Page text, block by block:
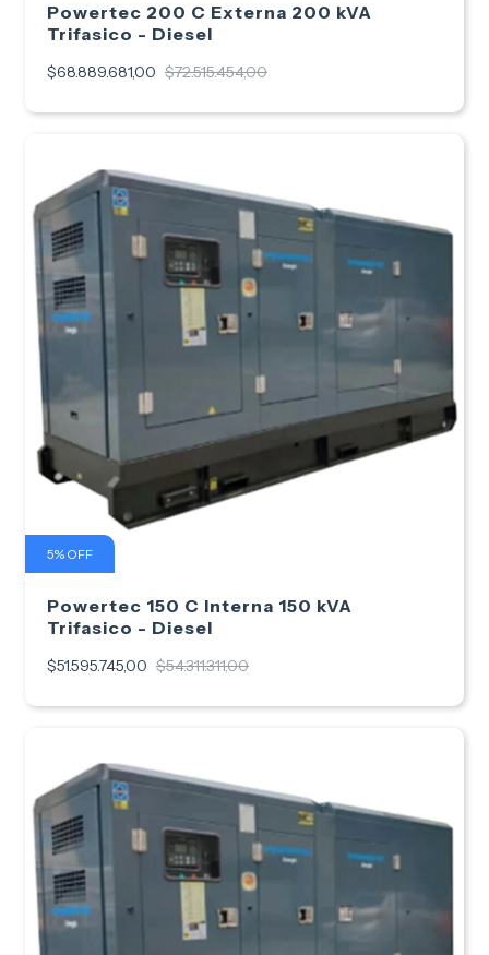
Powertec 200 C Externa 200 kVA
Trifasico - Diesel
$68.889.681,00 $72.515.454,00
5% OFF
Powertec 150 C Interna 150 kVA
Trifasico - Diesel
$51.595.745,00 $54.311.311,00